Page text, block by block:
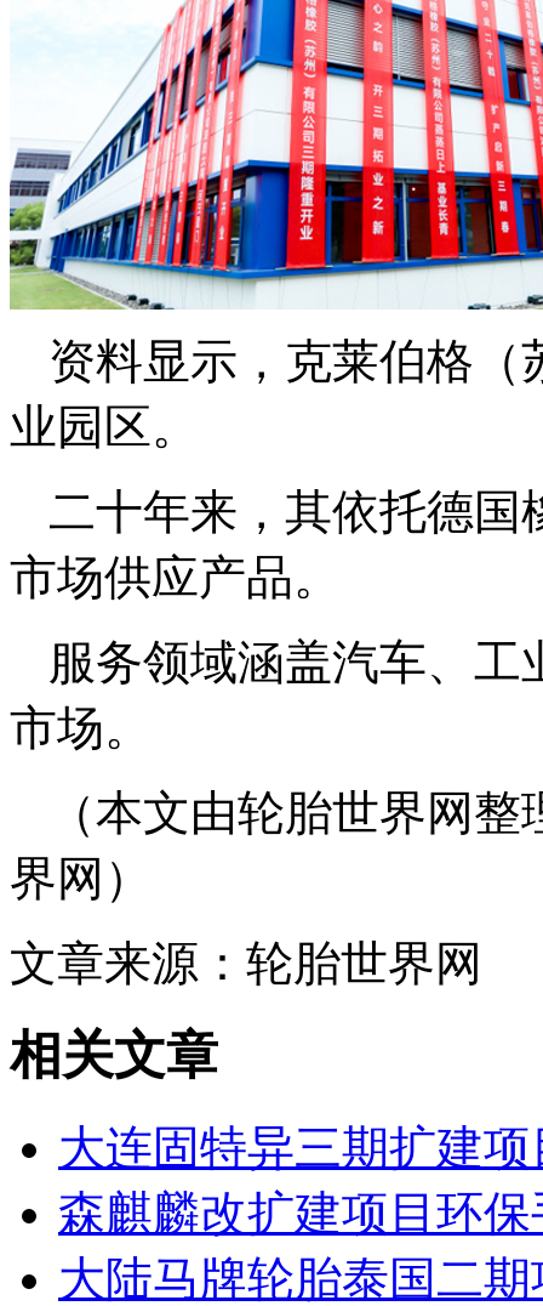
资料显示，克莱伯格（
业园区。
二十年来，其依托德国
市场供应产品。
服务领域涵盖汽车、
市场。
（本文由轮胎世界网
界网）
文章来源：轮胎世界网
相关文章
大连固特异三期扩建
森麒麟改扩建项目环
大陆马牌轮胎泰国二